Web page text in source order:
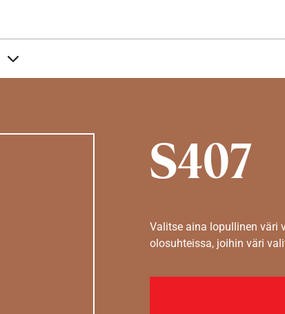
S407
Valitse aina lopullinen väri
olosuhteissa, joihin väri